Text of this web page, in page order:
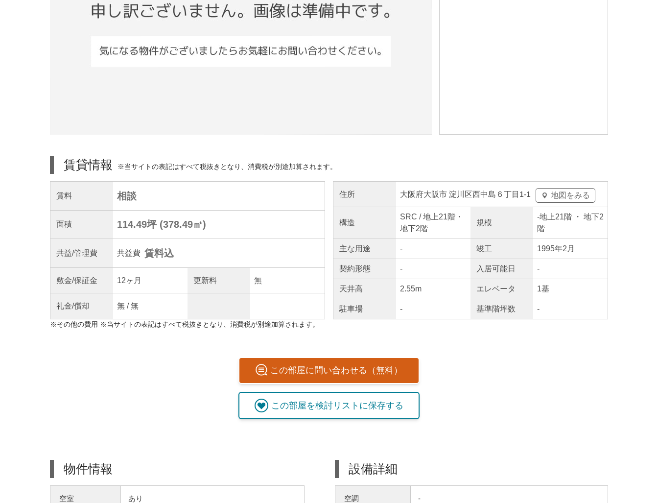
賃貸情報 ※当サイトの表記はすべて税抜きとなり、消費税が別途加算されます。
賃料 相談
面積 114.49坪 (378.49㎡)
共益/管理費 共益費 賃料込
敷金/保証金 12ヶ月 更新料 無
礼金/償却 無 /無
住所 大阪府大阪市 淀川区西中島６丁目1-1 地図をみる
構造
SRC / 地上21階・
地下2階
規模
-地上21階 ・ 地下2
階
主な用途 - 竣工 1995年2月
契約形態 - 入居可能日 -
天井高 2.55m エレベータ 1基
駐車場 - 基準階坪数 -
※その他の費用 ※当サイトの表記はすべて税抜きとなり、消費税が別途加算されます。
この部屋に問い合わせる（無料）
この部屋を検討リストに保存する
物件情報
空室 あり
設備詳細
空調 -